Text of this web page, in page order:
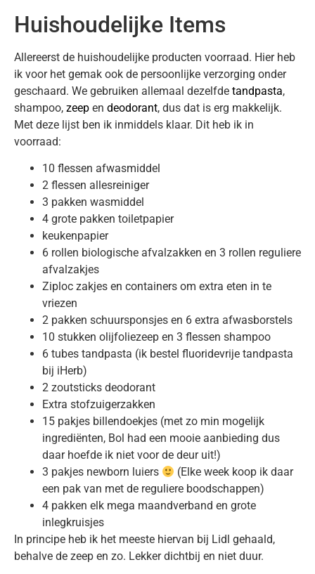
Huishoudelijke Items
Allereerst de huishoudelijke producten voorraad. Hier heb
ik voor het gemak ook de persoonlijke verzorging onder
geschaard. We gebruiken allemaal dezelfde tandpasta,
shampoo, zeep en deodorant, dus dat is erg makkelijk.
Met deze lijst ben ik inmiddels klaar. Dit heb ik in
voorraad:
10 flessen afwasmiddel
2 flessen allesreiniger
3 pakken wasmiddel
4 grote pakken toiletpapier
keukenpapier
6 rollen biologische afvalzakken en 3 rollen reguliere
afvalzakjes
Ziploc zakjes en containers om extra eten in te
vriezen
2 pakken schuursponsjes en 6 extra afwasborstels
10 stukken olijfoliezeep en 3 flessen shampoo
6 tubes tandpasta (ik bestel fluoridevrije tandpasta
bij iHerb)
2 zoutsticks deodorant
Extra stofzuigerzakken
15 pakjes billendoekjes (met zo min mogelijk
ingrediënten, Bol had een mooie aanbieding dus
daar hoefde ik niet voor de deur uit!)
3 pakjes newborn luiers
(Elke week koop ik daar
een pak van met de reguliere boodschappen)
4 pakken elk mega maandverband en grote
inlegkruisjes
In principe heb ik het meeste hiervan bij Lidl gehaald,
behalve de zeep en zo. Lekker dichtbij en niet duur.